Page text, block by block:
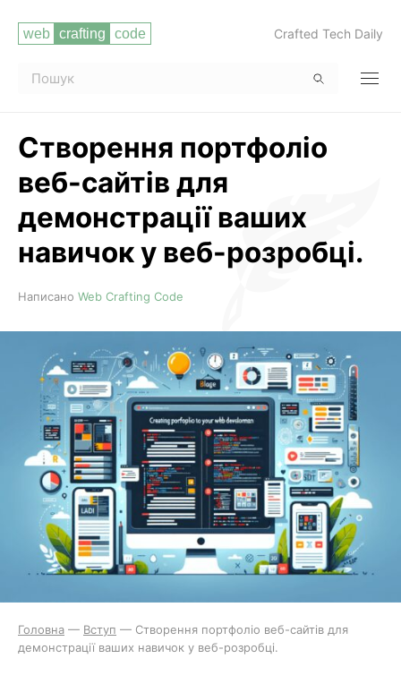
Crafted Tech Daily
Створення портфоліо
веб-сайтів для
демонстрації ваших
навичок у веб-розробці.
Читати повністю
Написано Web Crafting Code
Головна — Вступ — Створення портфоліо веб-сайтів для
демонстрації ваших навичок у веб-розробці.